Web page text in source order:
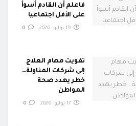
فاعلم أن القادم أسوأ
على الأفل اجتماعيا
تفويت مهام العلاج
إلى شركات المناولة…
خطر يهدد صحة
المواطن